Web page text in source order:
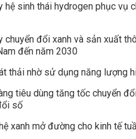
hệ sinh thái hydrogen phục vụ
chuyển đổi xanh và sản xuất
đến năm 2030
thải nhờ sử dụng năng lượng
tiêu dùng tăng tốc chuyển
số
xanh mở đường cho kinh tế